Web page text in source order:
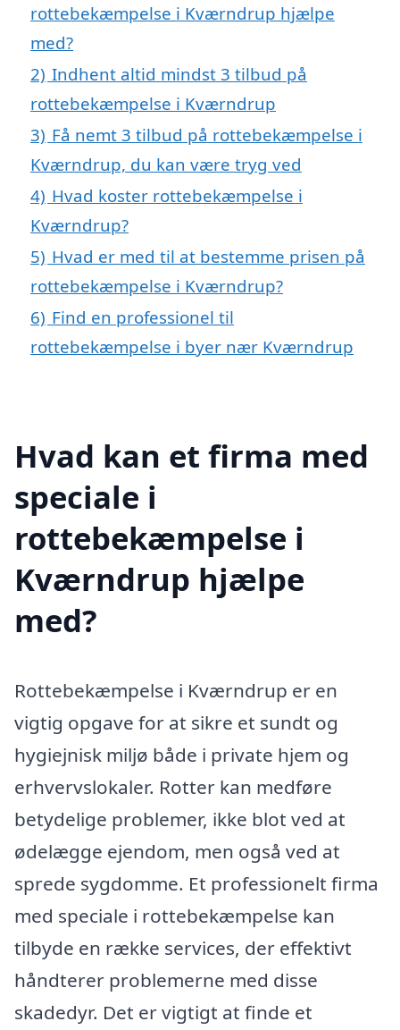
rottebekæmpelse i Kværndrup hjælpe
med?
2) Indhent altid mindst 3 tilbud på
rottebekæmpelse i Kværndrup
3) Få nemt 3 tilbud på rottebekæmpelse i
Kværndrup, du kan være tryg ved
4) Hvad koster rottebekæmpelse i
Kværndrup?
5) Hvad er med til at bestemme prisen på
rottebekæmpelse i Kværndrup?
6) Find en professionel til
rottebekæmpelse i byer nær Kværndrup
Hvad kan et firma med
speciale i
rottebekæmpelse i
Kværndrup hjælpe
med?
Rottebekæmpelse i Kværndrup er en
vigtig opgave for at sikre et sundt og
hygiejnisk miljø både i private hjem og
erhvervslokaler. Rotter kan medføre
betydelige problemer, ikke blot ved at
ødelægge ejendom, men også ved at
sprede sygdomme. Et professionelt firma
med speciale i rottebekæmpelse kan
tilbyde en række services, der effektivt
håndterer problemerne med disse
skadedyr. Det er vigtigt at finde et